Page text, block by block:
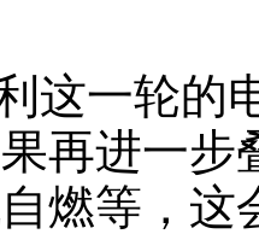
这一轮的
再进一
燃等，这